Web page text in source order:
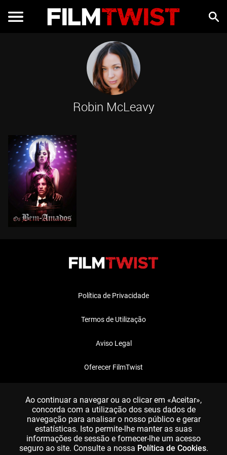
Robin McLeavy
Política de Privacidade
Termos de Utilização
Aviso Legal
Oferecer FilmTwist
Ao continuar a navegar ou ao clicar em «Aceitar»,
concorda com a utilização dos seus dados de
navegação para analisar o nosso público e gerar
estatísticas. Isto permite-lhe manter as suas
informações de sessão e fornecer-lhe um acesso
seguro ao site. Consulte a nossa Política de Cookies.